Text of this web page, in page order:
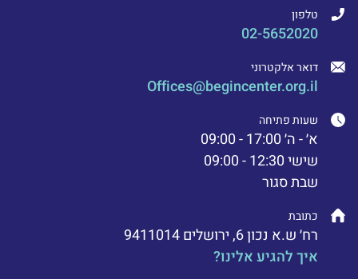
טלפון
02-5652020
דואר אלקטרוני
Offices@begincenter.org.il
כתובת
רח׳ ש.א נכון 6, ירושלים 9411014
איך להגיע אלינו?
שעות פתיחה
א׳ - ה׳ 17:00 - 09:00
שישי 12:30 - 09:00
שבת סגור